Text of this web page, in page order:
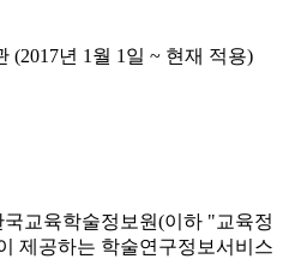
(2017년 1월 1일 ~ 현재 적용)
국교육학술정보원(이하 "교육정
제공하는 학술연구정보서비스